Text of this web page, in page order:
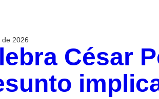
de 2026
César